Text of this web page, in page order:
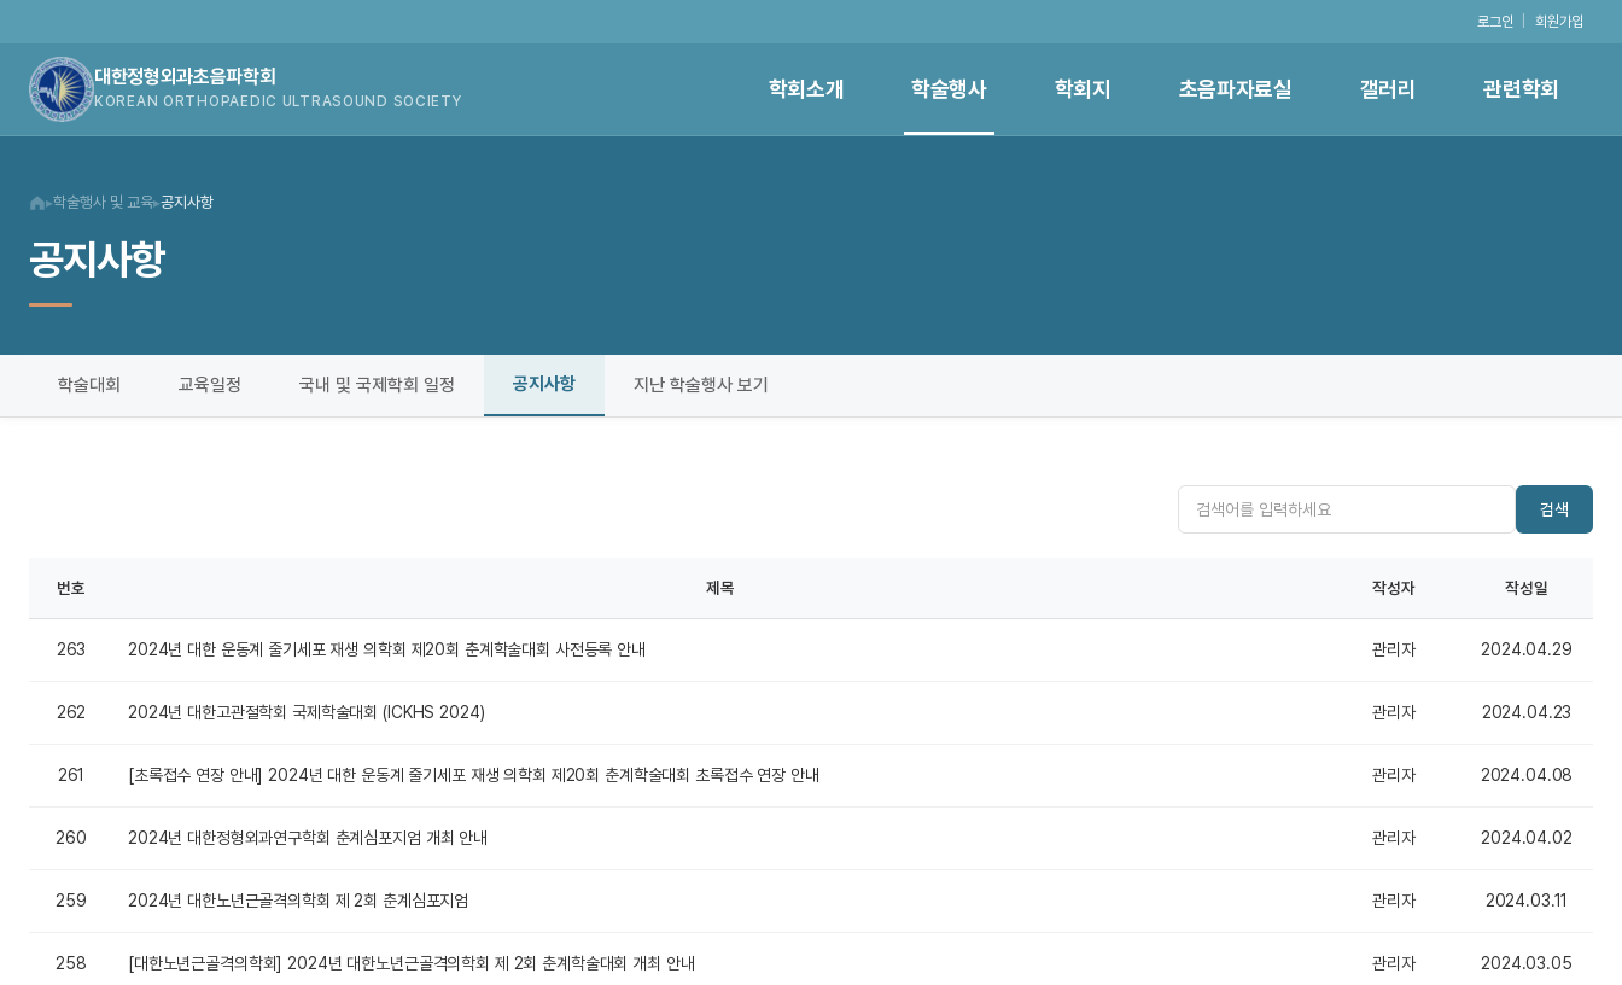
로그인 회원가입
대한정형외과초음파학회
KOREAN ORTHOPAEDIC ULTRASOUND SOCIETY 학회소개 학술행사 학회지 초음파자료실 갤러리 관련학회
▸학술행사 및 교육▸공지사항
공지사항
학술대회 교육일정 국내 및 국제학회 일정 공지사항 지난 학술행사 보기
검색
번호 제목 작성자 작성일
263 2024년 대한 운동계 줄기세포 재생 의학회 제20회 춘계학술대회 사전등록 안내 관리자 2024.04.29
262 2024년 대한고관절학회 국제학술대회 (ICKHS 2024) 관리자 2024.04.23
261 [초록접수 연장 안내] 2024년 대한 운동계 줄기세포 재생 의학회 제20회 춘계학술대회 초록접수 연장 안내 관리자 2024.04.08
260 2024년 대한정형외과연구학회 춘계심포지엄 개최 안내 관리자 2024.04.02
259 2024년 대한노년근골격의학회 제 2회 춘계심포지엄 관리자 2024.03.11
258 [대한노년근골격의학회] 2024년 대한노년근골격의학회 제 2회 춘계학술대회 개최 안내 관리자 2024.03.05